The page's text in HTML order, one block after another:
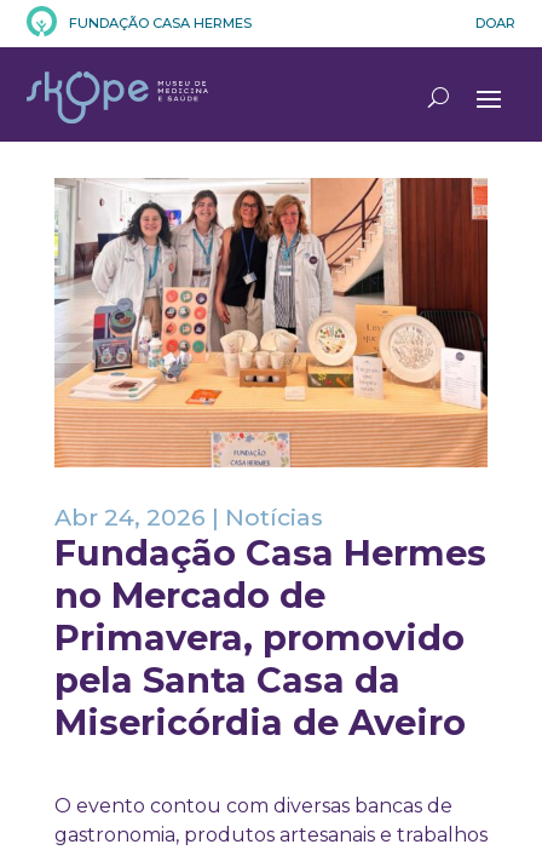
FUNDAÇÃO CASA HERMES DOAR
Fundação Casa Hermes
no Mercado de
Primavera, promovido
pela Santa Casa da
Misericórdia de Aveiro
Abr 24, 2026 | Notícias
O evento contou com diversas bancas de
gastronomia, produtos artesanais e trabalhos